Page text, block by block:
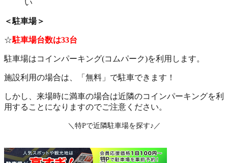
い
＜駐車場＞
☆駐車場台数は33台
駐車場はコインパーキング(コムパーク)を利用します。
施設利用の場合は、「無料」で駐車できます！
しかし、来場時に満車の場合は近隣のコインパーキングを利
用することになりますのでご注意ください。
＼特Pで近隣駐車場を探す♪／